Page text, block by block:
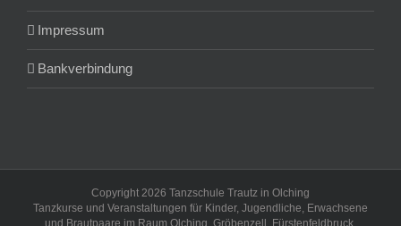
Impressum
Bankverbindung
Copyright 2026 Tanzschule Trautz in Olching
Tanzkurse und Veranstaltungen für Kinder, Jugendliche, Erwachsene
und Brautpaare im Raum Olching, Gröbenzell, Fürstenfeldbruck,